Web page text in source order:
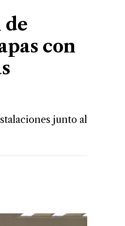
de
con
junto al